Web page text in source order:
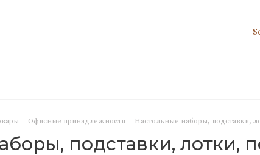
- Офисные принадлежности - Настольные наборы, подставки,
подставки, лотки,